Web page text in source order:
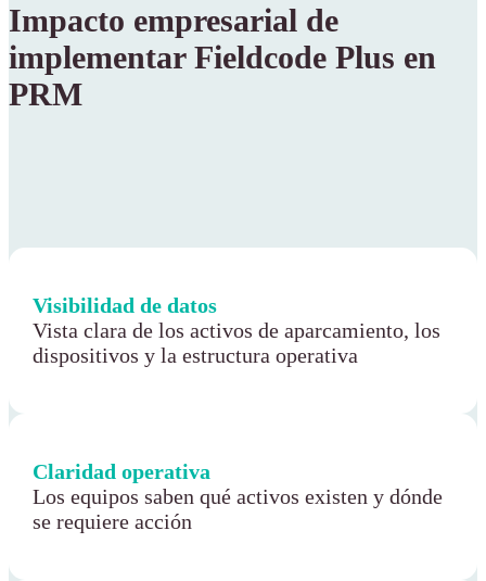
Impacto empresarial de
implementar Fieldcode Plus en
PRM
Visibilidad de datos
Vista clara de los activos de aparcamiento, los
dispositivos y la estructura operativa
Claridad operativa
Los equipos saben qué activos existen y dónde
se requiere acción